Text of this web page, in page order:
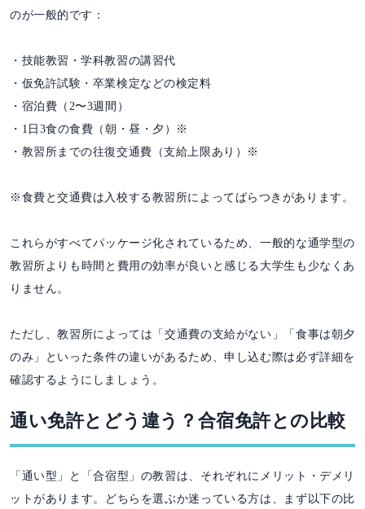
のが一般的です：
・技能教習・学科教習の講習代
・仮免許試験・卒業検定などの検定料
・宿泊費（2〜3週間）
・1日3食の食費（朝・昼・夕）※
・教習所までの往復交通費（支給上限あり）※
※食費と交通費は入校する教習所によってばらつきがあります。
これらがすべてパッケージ化されているため、一般的な通学型の
教習所よりも時間と費用の効率が良いと感じる大学生も少なくあ
りません。
ただし、教習所によっては「交通費の支給がない」「食事は朝夕
のみ」といった条件の違いがあるため、申し込む際は必ず詳細を
確認するようにしましょう。
通い免許とどう違う？合宿免許との比較
「通い型」と「合宿型」の教習は、それぞれにメリット・デメリ
ットがあります。どちらを選ぶか迷っている方は、まず以下の比